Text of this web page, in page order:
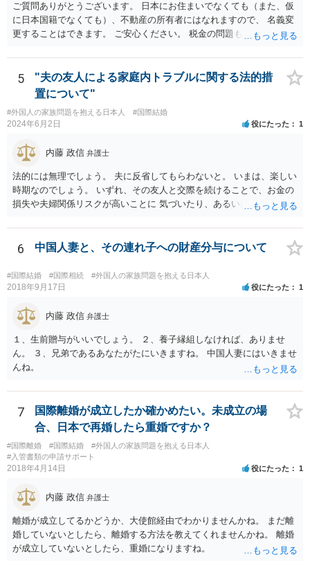
ご質問ありがとうございます。 日本にお住まいでなくても（また、仮
に日本国籍でなくても）、不動産の所有者にはなれますので、 名義変
更することはできます。 ご安心ください。 税金の問題もありますの
でしょうか。）と一緒に、 お近くの弁護士に直接相談して、アドバイ
ス等を求めることをお勧めします。 ご参考にしていただければ幸いで
5
"夫の友人による家庭内トラブルに関する法的措
置について"
#外国人の家族問題を抱える日本人 #国際結婚
2024年6月2日 役にたった 1
内藤 政信 弁護士
法的には無理でしょう。 夫に反省してもらわないと。 いまは、楽しい
時期なのでしょう。 いずれ、その友人と交際を続けることで、お金の
損失や夫婦関係リスクが高いことに 気づいたり、あるいは、飽きると
6 中国人妻と、その連れ子への財産分与について
#国際結婚 #国際相続 #外国人の家族問題を抱える日本人
2018年9月17日 役にたった 1
内藤 政信 弁護士
１、生前贈与がいいでしょう。 ２、養子縁組しなければ、ありませ
ん。 ３、兄弟であるあなたがたにいきますね。 中国人妻にはいきませ
んね。
7
国際離婚が成立したか確かめたい。未成立の場
合、日本で再婚したら重婚ですか？
#国際離婚 #国際結婚
#外国人の家族問題を抱える日本人
#入管書類の申請サポート
2018年4月14日 役にたった 1
内藤 政信 弁護士
離婚が成立してるかどうか、大使館経由でわかりませんかね。 まだ離
婚していないとしたら、離婚する方法を教えてくれませんかね。 離婚
が成立していないとしたら、重婚になりますね。